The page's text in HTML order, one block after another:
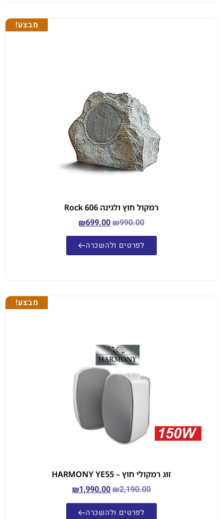
מבצע!
רמקול חוץ ולגינה Rock 606
₪990.00
₪699.00
לפרטים ולהשכרה
מבצע!
זוג רמקולי חוץ – HARMONY YE55
₪2,190.00
₪1,990.00
לפרטים ולהשכרה